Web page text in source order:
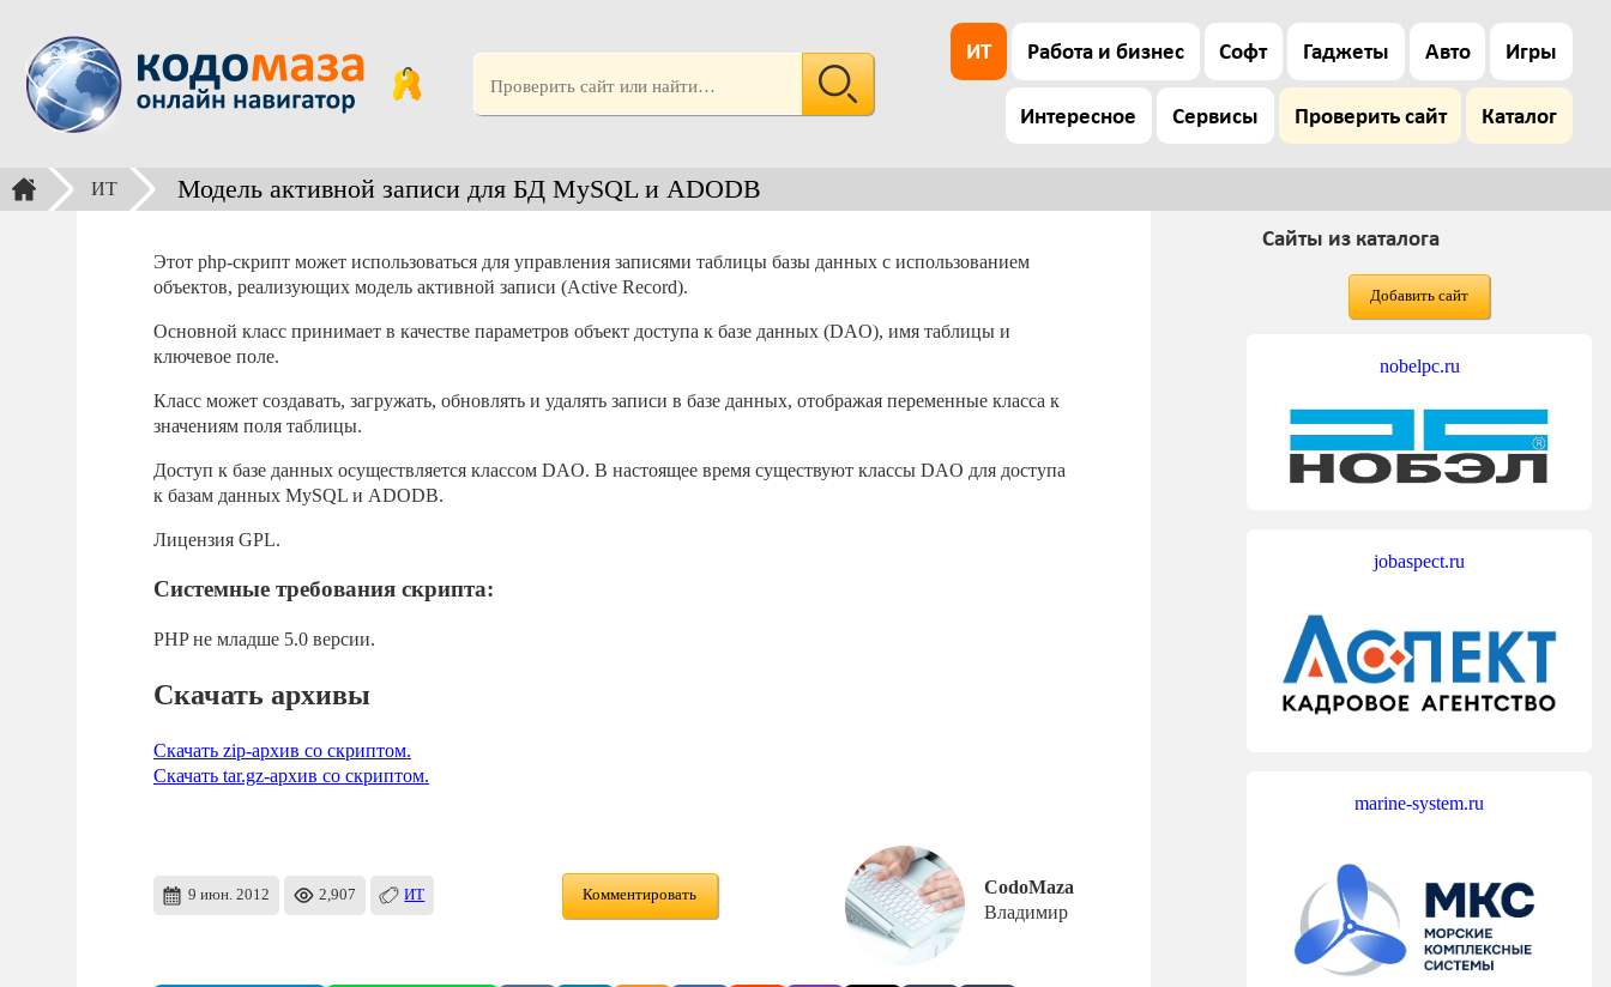
ИТ Работа и бизнес Софт Гаджеты Авто Игры
Интересное Сервисы Проверить сайт Каталог
ИТ Модель активной записи для БД MySQL и ADODB
Этот php-скрипт может использоваться для управления записями таблицы базы данных с использованием
объектов, реализующих модель активной записи (Active Record).
Основной класс принимает в качестве параметров объект доступа к базе данных (DAO), имя таблицы и
ключевое поле.
Класс может создавать, загружать, обновлять и удалять записи в базе данных, отображая переменные класса к
значениям поля таблицы.
Доступ к базе данных осуществляется классом DAO. В настоящее время существуют классы DAO для доступа
к базам данных MySQL и ADODB.
Лицензия GPL.
Системные требования скрипта:
PHP не младше 5.0 версии.
Скачать архивы
Скачать zip-архив со скриптом.
Скачать tar.gz-архив со скриптом.
9 июн. 2012 2,907 ИТ Комментировать
CodoMaza
Владимир
Сайты из каталога
Добавить сайт
nobelpc.ru
jobaspect.ru
marine-system.ru